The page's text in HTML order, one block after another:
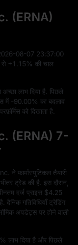
(ERNA)
-08-07 23:37:00
से +1.15% की चाल
अच्छा लाभ दिया है. पिछले
में -90.00% का बदलाव
को दिखाता है.
(ERNA) 7-
ने फार्मास्युटिकल तैयारी
ट्रेड की है. इस दौरान,
दर्ज प्राइस $4.25
दैनिक गतिविधियाँ ट्रेडिंग
अपडेट्स पर होने वाली
लाभ दिया है और पिछले